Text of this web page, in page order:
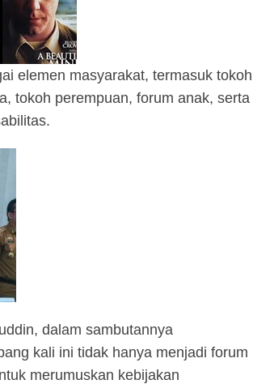
elemen masyarakat, termasuk tokoh
tokoh perempuan, forum anak, serta
dalam sambutannya
kali ini tidak hanya menjadi forum
merumuskan kebijakan